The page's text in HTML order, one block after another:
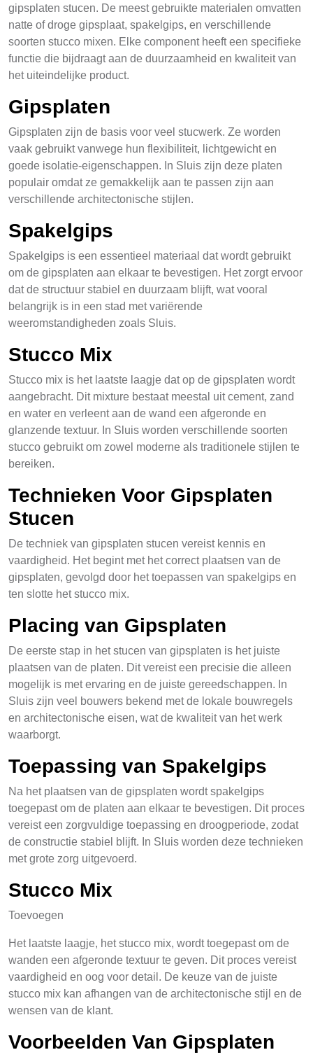
gipsplaten stucen. De meest gebruikte materialen omvatten
natte of droge gipsplaat, spakelgips, en verschillende
soorten stucco mixen. Elke component heeft een specifieke
functie die bijdraagt aan de duurzaamheid en kwaliteit van
het uiteindelijke product.
Gipsplaten
Gipsplaten zijn de basis voor veel stucwerk. Ze worden
vaak gebruikt vanwege hun flexibiliteit, lichtgewicht en
goede isolatie-eigenschappen. In Sluis zijn deze platen
populair omdat ze gemakkelijk aan te passen zijn aan
verschillende architectonische stijlen.
Spakelgips
Spakelgips is een essentieel materiaal dat wordt gebruikt
om de gipsplaten aan elkaar te bevestigen. Het zorgt ervoor
dat de structuur stabiel en duurzaam blijft, wat vooral
belangrijk is in een stad met variërende
weeromstandigheden zoals Sluis.
Stucco Mix
Stucco mix is het laatste laagje dat op de gipsplaten wordt
aangebracht. Dit mixture bestaat meestal uit cement, zand
en water en verleent aan de wand een afgeronde en
glanzende textuur. In Sluis worden verschillende soorten
stucco gebruikt om zowel moderne als traditionele stijlen te
bereiken.
Technieken Voor Gipsplaten
Stucen
De techniek van gipsplaten stucen vereist kennis en
vaardigheid. Het begint met het correct plaatsen van de
gipsplaten, gevolgd door het toepassen van spakelgips en
ten slotte het stucco mix.
Placing van Gipsplaten
De eerste stap in het stucen van gipsplaten is het juiste
plaatsen van de platen. Dit vereist een precisie die alleen
mogelijk is met ervaring en de juiste gereedschappen. In
Sluis zijn veel bouwers bekend met de lokale bouwregels
en architectonische eisen, wat de kwaliteit van het werk
waarborgt.
Toepassing van Spakelgips
Na het plaatsen van de gipsplaten wordt spakelgips
toegepast om de platen aan elkaar te bevestigen. Dit proces
vereist een zorgvuldige toepassing en droogperiode, zodat
de constructie stabiel blijft. In Sluis worden deze technieken
met grote zorg uitgevoerd.
Stucco Mix
Toevoegen
Het laatste laagje, het stucco mix, wordt toegepast om de
wanden een afgeronde textuur te geven. Dit proces vereist
vaardigheid en oog voor detail. De keuze van de juiste
stucco mix kan afhangen van de architectonische stijl en de
wensen van de klant.
Voorbeelden Van Gipsplaten